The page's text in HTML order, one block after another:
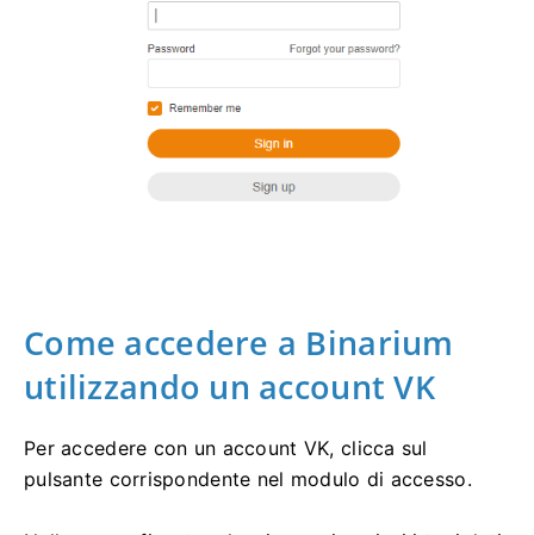
Come accedere a Binarium
utilizzando un account VK
Per accedere con un account VK, clicca sul
pulsante corrispondente nel modulo di accesso.